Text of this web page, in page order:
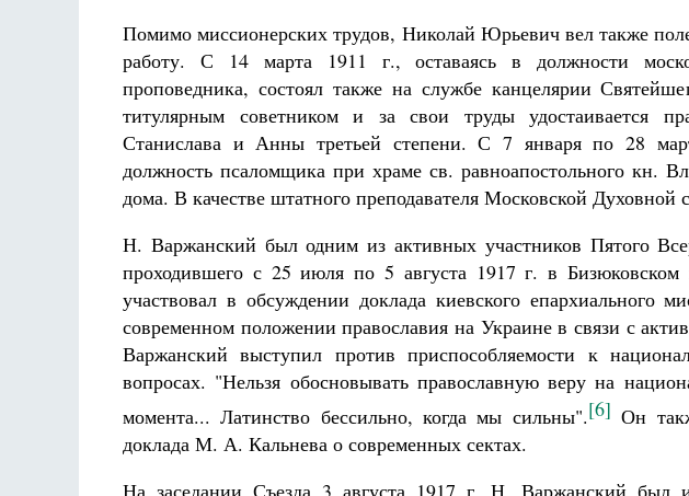
Помимо миссионерских трудов, Николай Юрьевич вел также
работу. С 14 марта 1911 г., оставаясь в должности
проповедника, состоял также на службе канцелярии
титулярным советником и за свои труды удостаивается
Станислава и Анны третьей степени. С 7 января по 28
должность псаломщика при храме св. равноапостольного кн.
дома. В качестве штатного преподавателя Московской Духовной
Н. Варжанский был одним из активных участников Пятого
проходившего с 25 июля по 5 августа 1917 г. в
участвовал в обсуждении доклада киевского епархиального
современном положении православия на Украине в связи с
Варжанский выступил против приспособляемости к
вопросах. "Нельзя обосновывать православную веру на
момента... Латинство бессильно, когда мы сильны".[6] Он
доклада М. А. Кальнева о современных сектах.
На заседании Съезда 3 августа 1917 г. Н. Варжанский был